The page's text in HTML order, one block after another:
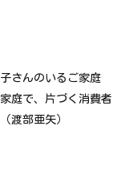
さんのいるご家庭
庭で、片づく消費者
渡部亜矢）